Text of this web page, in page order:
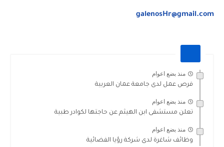
galenosHr@gmail.com
منذ بضع اعوام
فرص عمل لدى جامعة عمان العربية
منذ بضع اعوام
تعلن مستشفى ابن الهيثم عن حاجتها لكوادر طبية
منذ بضع اعوام
وظائف شاغرة لدى شركة رؤيا الفضائية